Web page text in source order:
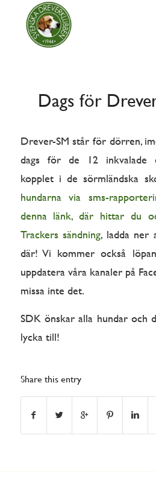
Dags för
Drever-SM står för dörren,
dags för de 12 inkvalade
kopplet i de sörmländska
hundarna via sms-
denna länk, där hittar du
Trackers sändning, ladda ner
där! Vi kommer också
uppdatera våra kanaler på
missa inte det.
SDK önskar alla hundar och
lycka till!
Share this entry